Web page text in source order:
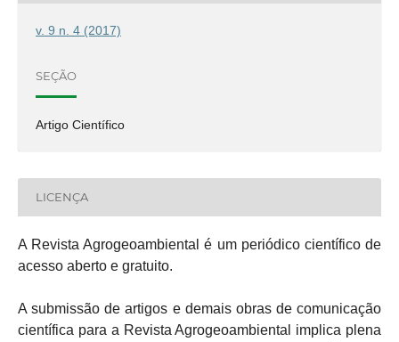
v. 9 n. 4 (2017)
SEÇÃO
Artigo Científico
LICENÇA
A Revista Agrogeoambiental é um periódico científico de
acesso aberto e gratuito.
A submissão de artigos e demais obras de comunicação
científica para a Revista Agrogeoambiental implica plena